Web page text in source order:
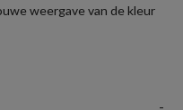
weergave van de kleur
-